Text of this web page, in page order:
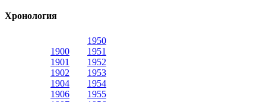
Хронология
1900
1901
1902
1904
1906
1950
1951
1952
1953
1954
1955